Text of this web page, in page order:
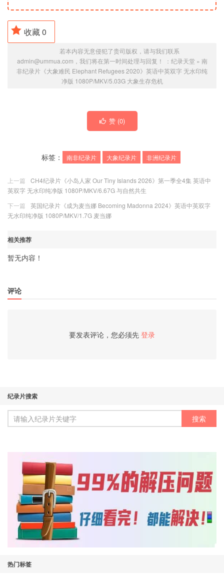
收藏0
若本内容无意侵犯了贵司版权，请与我们联系
admin@ummua.com，我们将在第一时间处理与回复！ ： 纪录天堂» 南
非纪录片《大象难民 Elephant Refugees 2020》英语中英双字 无水印纯
净版 1080P/MKV/5.03G 大象生存危机
赞 (0)
标签： 南非纪录片 大象纪录片 非洲纪录片
上一篇
CH4纪录片《小岛人家 Our Tiny Islands 2026》第一季全4集 英语中
英双字 无水印纯净版 1080P/MKV/6.67G 与自然共生
下一篇
英国纪录片《成为麦当娜 Becoming Madonna 2024》英语中英双字
无水印纯净版 1080P/MKV/1.7G 麦当娜
相关推荐
暂无内容！
评论
要发表评论，您必须先 登录
纪录片搜索
热门标签